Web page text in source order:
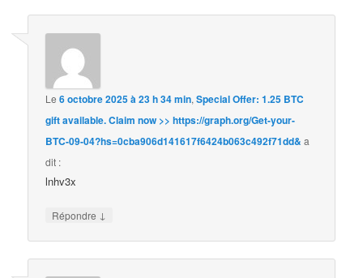
Le6 octobre 2025 à 23 h 34 min,Special Offer: 1.25 BTC
gift available. Claim now >> https://graph.org/Get-your-
BTC-09-04?hs=0cba906d141617f6424b063c492f71dd& a
dit :
lnhv3x
Répondre ↓